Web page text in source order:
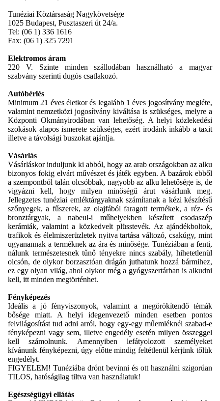
Tunéziai Köztársaság Nagykövetsége
1025 Budapest, Pusztaszeri út 24/a.
Tel: (06 1) 336 1616
Fax: (06 1) 325 7291
Elektromos áram
220 V. Szinte minden szállodában használható a magyar
szabvány szerinti dugós csatlakozó.
Autóbérlés
Minimum 21 éves életkor és legalább 1 éves jogosítvány megléte,
valamint nemzetközi jogosítvány kiváltása is szükséges, melyre a
Központi Okmányirodában van lehetőség. A helyi közlekedési
szokások alapos ismerete szükséges, ezért irodánk inkább a taxit
illetve a távolsági buszokat ajánlja.
Vásárlás
Vásárláskor induljunk ki abból, hogy az arab országokban az alku
bizonyos fokig elvárt művészet és játék egyben. A bazárok ebből
a szempontból talán olcsóbbak, nagyobb az alku lehetősége is, de
vigyázni kell, hogy milyen minőségű árut vásárlunk meg.
Jellegzetes tunéziai emléktárgyaknak számítanak a kézi készítésű
szőnyegek, a fűszerek, az olajfából faragott termékek, a réz- és
bronztárgyak, a nabeul-i műhelyekben készített csodaszép
kerámiák, valamint a közkedvelt plüsstevék. Az ajándékboltok,
trafikok és élelmiszerüzletek nyitva tartása változó, csakúgy, mint
ugyanannak a terméknek az ára és minősége. Tunéziában a fenti,
nálunk természetesnek tűnő tényekre nincs szabály, hihetetlenül
olcsón, de olykor borzasztóan drágán juthatunk hozzá bármihez,
ez egy olyan világ, ahol olykor még a gyógyszertárban is alkudni
kell, itt minden megtörténhet.
Fényképezés
Ideális a jó fényviszonyok, valamint a megörökítendő témák
bősége miatt. A helyi idegenvezető minden esetben pontos
felvilágosítást tud adni arról, hogy egy-egy műemléknél szabad-e
fényképezni vagy sem, illetve engedély esetén milyen összeggel
kell számolnunk. Amennyiben lefátyolozott személyeket
kívánunk fényképezni, úgy előtte mindig feltétlenül kérjünk tőlük
engedélyt.
FIGYELEM! Tunéziába drónt bevinni és ott használni szigorúan
TILOS, hatóságilag tiltva van használatuk!
Egészségügyi ellátás